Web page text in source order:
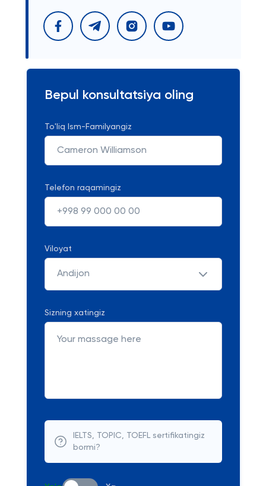
Bepul konsultatsiya oling
To'liq Ism-Familyangiz
Telefon raqamingiz
Viloyat
Andijon
Sizning xatingiz
IELTS, TOPIC, TOEFL sertifikatingiz
bormi?